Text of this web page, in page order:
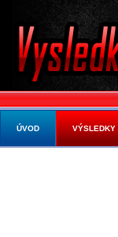
ÚVOD VÝSLEDKY